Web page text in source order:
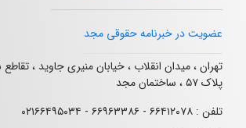
عضویت در خبرنامه حقوقی مجد
تهران ، میدان انقلاب ، خیابان منیری جاوید ،
پلاک ۵۷ ، ساختمان مجد
تلفن : ۶۶۴۱۲۰۷۸ - ۶۶۹۶۳۳۸۶ - ۰۲۱۶۶۴۹۵۰۳۴